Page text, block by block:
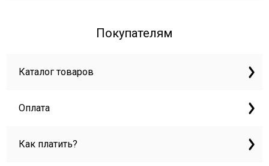
Покупателям
Каталог товаров
Оплата
Как платить?